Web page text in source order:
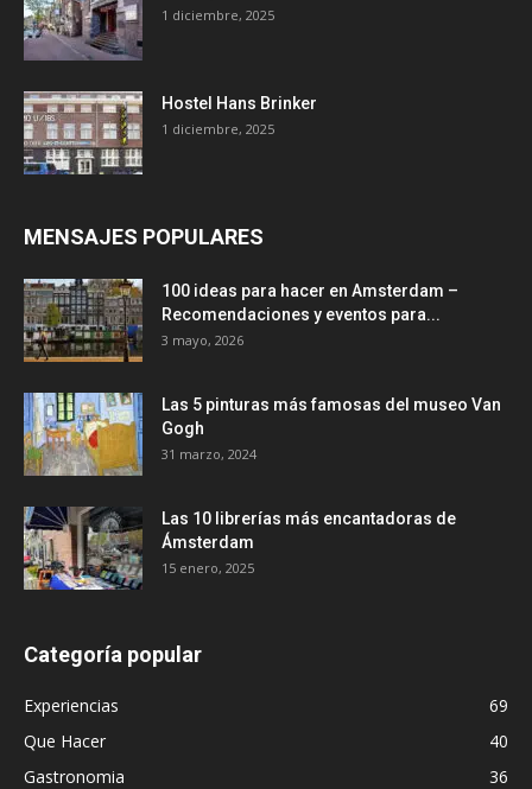
1 diciembre, 2025
Hostel Hans Brinker
1 diciembre, 2025
MENSAJES POPULARES
100 ideas para hacer en Amsterdam –
Recomendaciones y eventos para...
3 mayo, 2026
Las 5 pinturas más famosas del museo Van
Gogh
31 marzo, 2024
Las 10 librerías más encantadoras de
Ámsterdam
15 enero, 2025
Categoría popular
Experiencias
69
Que Hacer
40
Gastronomia
36